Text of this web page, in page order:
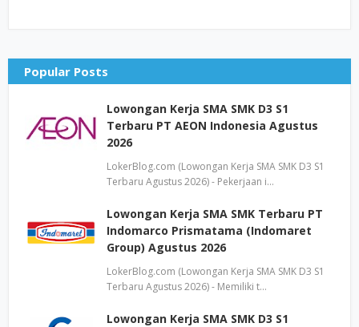
Popular Posts
Lowongan Kerja SMA SMK D3 S1
Terbaru PT AEON Indonesia Agustus
2026
LokerBlog.com (Lowongan Kerja SMA SMK D3 S1
Terbaru Agustus 2026) - Pekerjaan i…
Lowongan Kerja SMA SMK Terbaru PT
Indomarco Prismatama (Indomaret
Group) Agustus 2026
LokerBlog.com (Lowongan Kerja SMA SMK D3 S1
Terbaru Agustus 2026) - Memiliki t…
Lowongan Kerja SMA SMK D3 S1